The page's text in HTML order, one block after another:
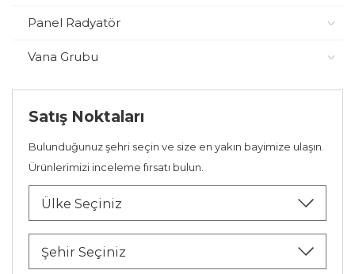
Panel Radyatör
Vana Grubu
Satış Noktaları
Bulunduğunuz şehri seçin ve size en yakın bayimize ulaşın.
Ürünlerimizi inceleme fırsatı bulun.
Ülke Seçiniz
Şehir Seçiniz